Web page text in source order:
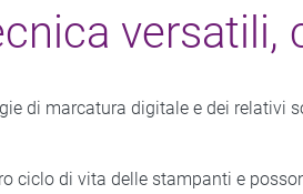
versatili,
di marcatura digitale e dei relativi
ciclo di vita delle stampanti e